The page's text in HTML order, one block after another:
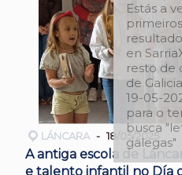
LÁNCARA 18/05/2025
A antiga escola de
e talento infantil no Día
Estás a
en
resto de
de
19-05-
para o
busca
galegas"